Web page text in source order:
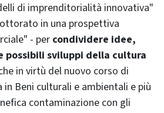
di imprenditorialità innovativa"
in una prospettiva
- per condividere idee,
sviluppi della cultura
in virtù del nuovo corso di
Beni culturali e ambientali e più
contaminazione con gli